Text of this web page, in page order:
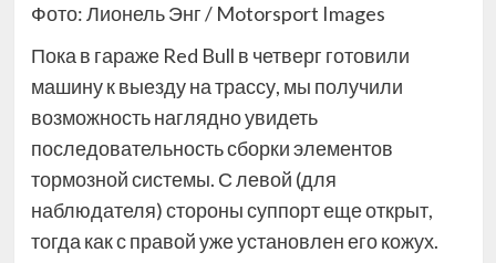
Фото: Лионель Энг / Motorsport Images
Пока в гараже Red Bull в четверг готовили
машину к выезду на трассу, мы получили
возможность наглядно увидеть
последовательность сборки элементов
тормозной системы. С левой (для
наблюдателя) стороны суппорт еще открыт,
тогда как с правой уже установлен его кожух.